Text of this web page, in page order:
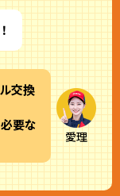
愛理
交換
要な